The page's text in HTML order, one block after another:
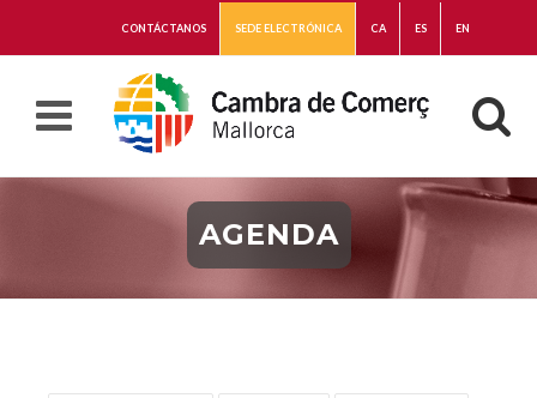
CONTÁCTANOS SEDE ELECTRÓNICA CA ES EN
AGENDA